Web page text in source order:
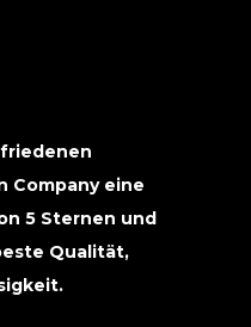
Company eine
5 Sternen und
Qualität,